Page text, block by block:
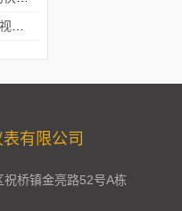
有限公司
桥镇金亮路52号A栋